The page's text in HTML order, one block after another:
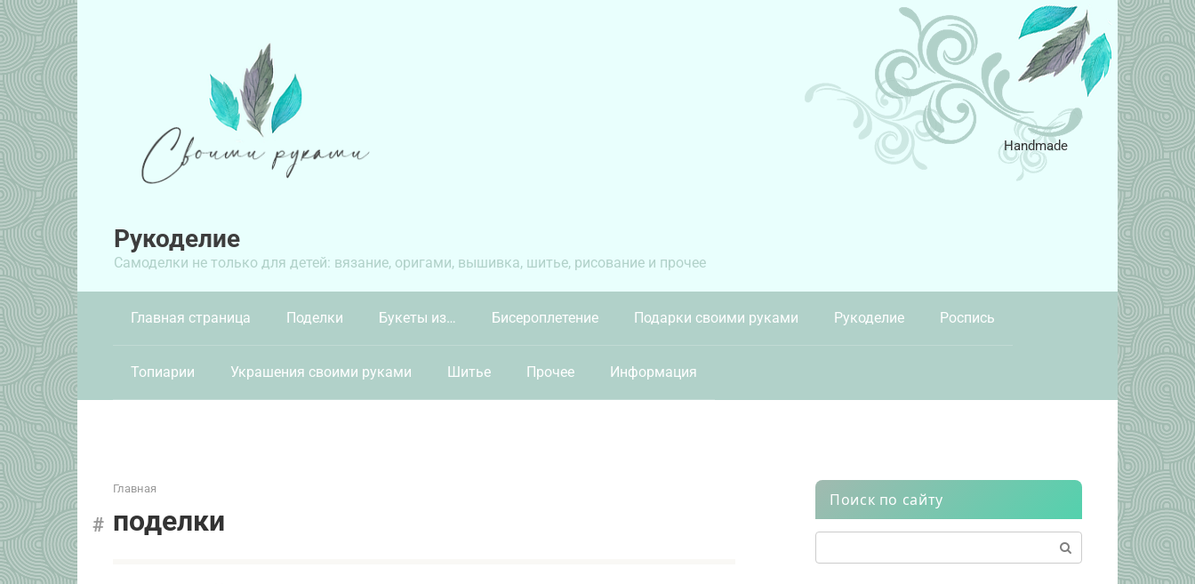
Перейти
к
контенту
Рукоделие
Самоделки не только для детей: вязание, оригами, вышивка, шитье, рисование и прочее
Handmade
Главная страница Поделки Букеты из… Бисероплетение Подарки своими руками Рукоделие Роспись
Топиарии Украшения своими руками Шитье Прочее Информация
Главная
поделки
Поиск по сайту